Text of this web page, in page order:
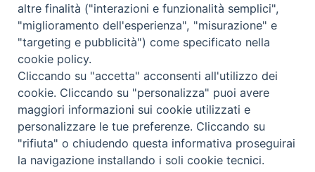
_____________________________________________________
_____________________________
DIOCESI DI FANO FOSSOMBRONE CAGLI PERGOLA | Via Roma,
118 - 61032 FANO (PU) |
Tel. 0721 803737 o 826044 | Cod. Fiscale 90003900413
Note legali| Privacy
© TUTTI I DIRITTI RISERVATI
altre finalità ("interazioni e funzionalità semplici",
"miglioramento dell'esperienza", "misurazione" e
"targeting e pubblicità") come specificato nella
cookie policy.
Cliccando su "accetta" acconsenti all'utilizzo dei
cookie. Cliccando su "personalizza" puoi avere
maggiori informazioni sui cookie utilizzati e
personalizzare le tue preferenze. Cliccando su
"rifiuta" o chiudendo questa informativa proseguirai
la navigazione installando i soli cookie tecnici.